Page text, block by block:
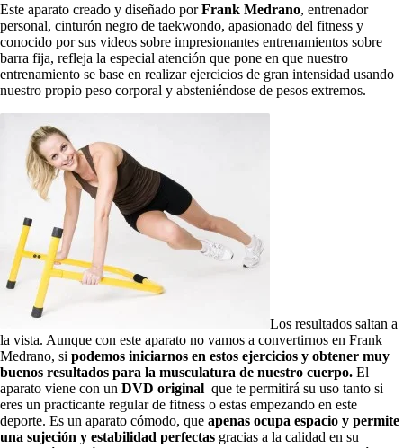
Este aparato creado y diseñado porFrank Medrano, entrenador
personal, cinturón negro de taekwondo, apasionado del fitness y
conocido por sus videos sobre impresionantes entrenamientos sobre
barra fija, refleja la especial atención que pone en que nuestro
entrenamiento se base en realizar ejercicios de gran intensidad usando
nuestro propio peso corporal y absteniéndose de pesos extremos.
Los resultados saltan a
la vista. Aunque con este aparato no vamos a convertirnos en Frank
Medrano, si podemos iniciarnos en estos ejercicios y obtener muy
buenos resultados para la musculatura de nuestro cuerpo. El
aparato viene con un DVD original que te permitirá su uso tanto si
eres un practicante regular de fitness o estas empezando en este
deporte. Es un aparato cómodo, que apenas ocupa espacio y permite
una sujeción y estabilidad perfectas gracias a la calidad en su